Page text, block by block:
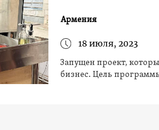
Армения
18 июля, 2023
Запущен проект,
бизнес. Цель